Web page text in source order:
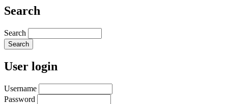
Search
Search
User login
Username
Password